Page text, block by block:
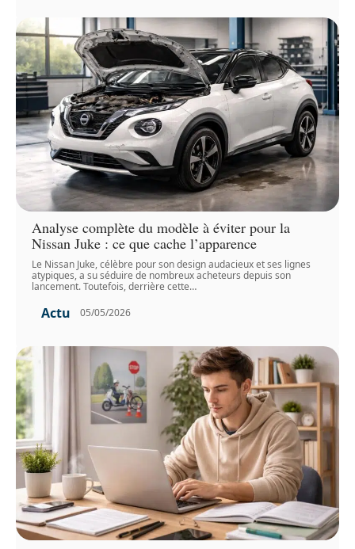
Analyse complète du modèle à éviter pour la
Nissan Juke : ce que cache l’apparence
Le Nissan Juke, célèbre pour son design audacieux et ses lignes
atypiques, a su séduire de nombreux acheteurs depuis son
lancement. Toutefois, derrière cette…
Actu 05/05/2026